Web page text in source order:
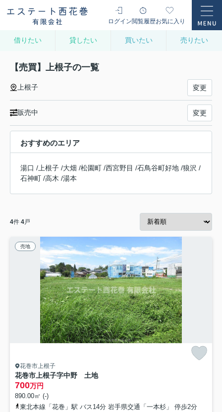
ログイン閲覧履歴お気に入り
借りたい 貸したい 買いたい 売りたい
【売買】上根子の一覧
上根子 変更
販売中 変更
おすすめのエリア
湯口 / 上根子 /大畑 /松園町 /西宮野目 /石鳥谷町好地 /狼沢 /
石神町 /高木 /湯本
4件 4戸
売地
花巻市上根子
花巻市上根子字中野 土地
700万円
890.00㎡ (-)
東北本線「花巻」駅 バス14分 岩手県交通「一本杉」 停歩2分